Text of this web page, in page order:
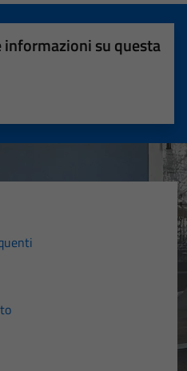
informazioni su questa
su 5
5